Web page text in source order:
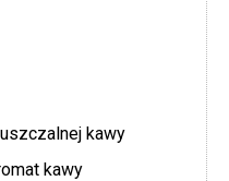
kawy
kawy